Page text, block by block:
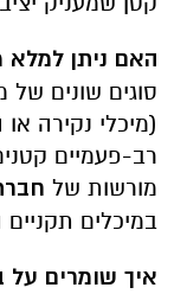
האם ניתן למלא
סוגים שונים
(מיכלי נקירה
רב-פעמיים
מורשות של
במיכלים
איך שומרים